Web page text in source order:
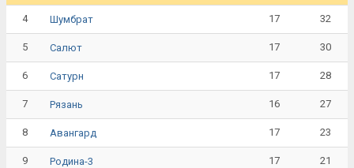
4 Шумбрат 17 32
5 Салют 17 30
6 Сатурн 17 28
7 Рязань 16 27
8 Авангард 17 23
9 Родина-3 17 21